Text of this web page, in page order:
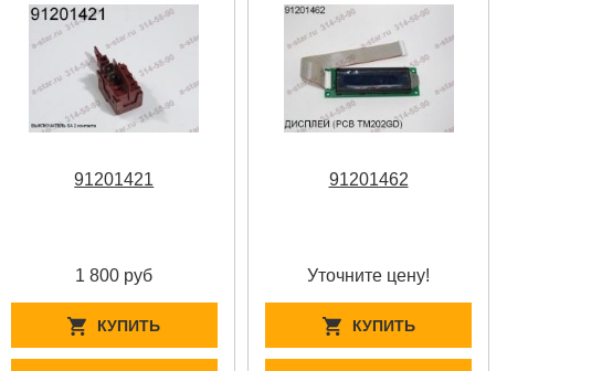
91201421
1 800 руб
КУПИТЬ
91201462
Уточните цену!
КУПИТЬ